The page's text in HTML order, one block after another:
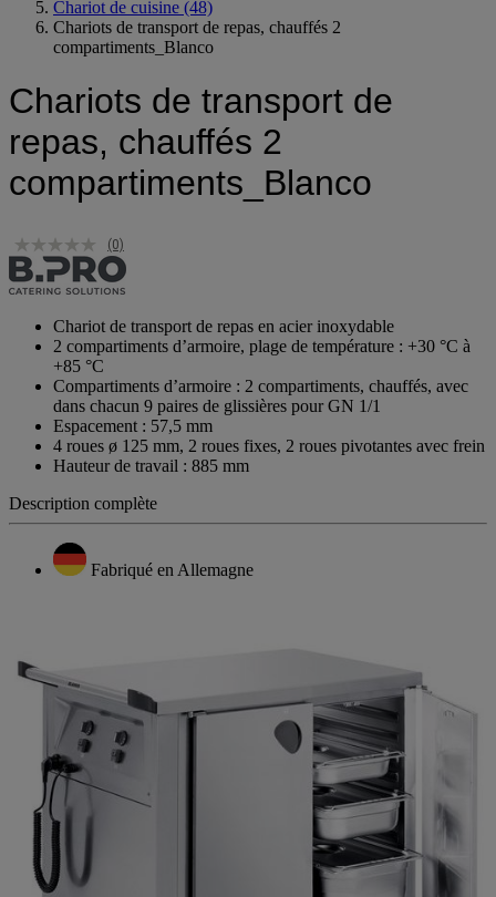
Mobilier de cuisine
Chariot de cuisine (48)
Chariots de transport de repas, chauffés 2
Chariots de transport de
repas, chauffés 2
compartiments_Blanco
(0)
Chariot de transport de repas en acier inoxydable
2 compartiments d’armoire, plage de température : +30 °C à
+85 °C
Compartiments d’armoire : 2 compartiments, chauffés, avec
dans chacun 9 paires de glissières pour GN 1/1
Espacement : 57,5 mm
4 roues ø 125 mm, 2 roues fixes, 2 roues pivotantes avec frein
Description complète